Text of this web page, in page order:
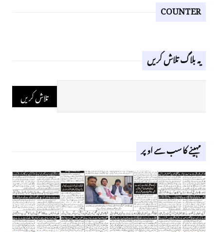
COUNTER
یہ بلاگ تلاش کریں
مہینے کا سب سے اوپر